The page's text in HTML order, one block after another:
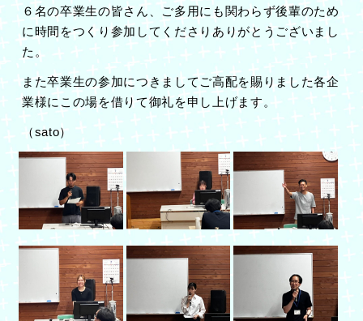
６名の卒業生の皆さん、ご多用にも関わらず後輩のため
に時間をつくり参加してくださりありがとうございまし
た。
また卒業生の参加につきましてご高配を賜りました各企
業様にこの場を借りて御礼を申し上げます。
（sato）